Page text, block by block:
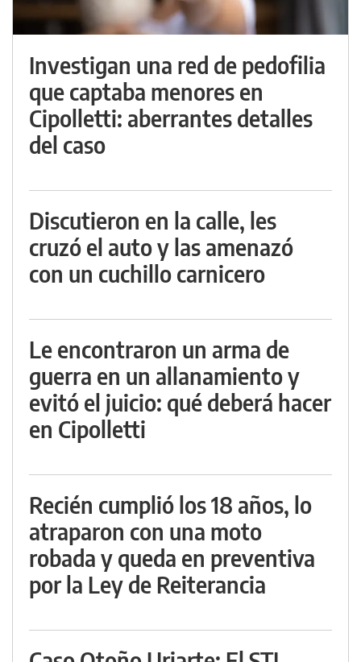
Investigan una red de pedofilia
que captaba menores en
Cipolletti: aberrantes detalles
del caso
Discutieron en la calle, les
cruzó el auto y las amenazó
con un cuchillo carnicero
Le encontraron un arma de
guerra en un allanamiento y
evitó el juicio: qué deberá hacer
en Cipolletti
Recién cumplió los 18 años, lo
atraparon con una moto
robada y queda en preventiva
por la Ley de Reiterancia